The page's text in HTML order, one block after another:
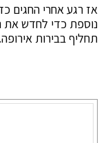
אז רגע אחרי החגים
נוספת כדי לחדש את
תחליף בבירות אירופה.